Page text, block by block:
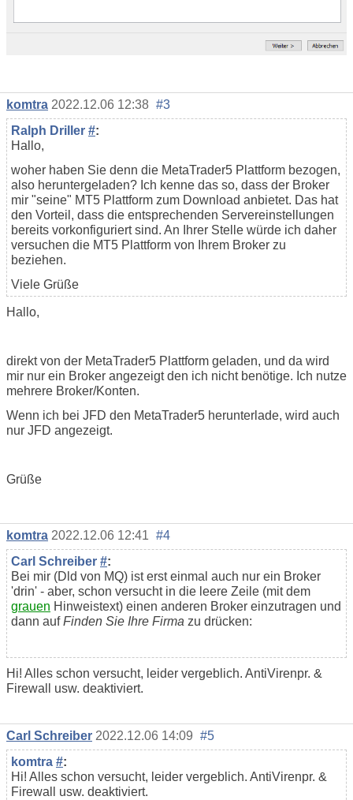
komtra 2022.12.06 12:38 #3
Ralph Driller #:
Hallo,
woher haben Sie denn die MetaTrader5 Plattform bezogen,
also heruntergeladen? Ich kenne das so, dass der Broker
mir "seine" MT5 Plattform zum Download anbietet. Das hat
den Vorteil, dass die entsprechenden Servereinstellungen
bereits vorkonfiguriert sind. An Ihrer Stelle würde ich daher
versuchen die MT5 Plattform von Ihrem Broker zu
beziehen.
Viele Grüße
Hallo,
direkt von der MetaTrader5 Plattform geladen, und da wird
mir nur ein Broker angezeigt den ich nicht benötige. Ich nutze
mehrere Broker/Konten.
Wenn ich bei JFD den MetaTrader5 herunterlade, wird auch
nur JFD angezeigt.
Grüße
komtra 2022.12.06 12:41 #4
Carl Schreiber #:
Bei mir (Dld von MQ) ist erst einmal auch nur ein Broker
'drin' - aber, schon versucht in die leere Zeile (mit dem
grauen Hinweistext) einen anderen Broker einzutragen und
dann aufFinden Sie Ihre Firma zu drücken:
Hi! Alles schon versucht, leider vergeblich. AntiVirenpr. &
Firewall usw. deaktiviert.
Carl Schreiber 2022.12.06 14:09 #5
komtra #:
Hi! Alles schon versucht, leider vergeblich. AntiVirenpr. &
Firewall usw. deaktiviert.